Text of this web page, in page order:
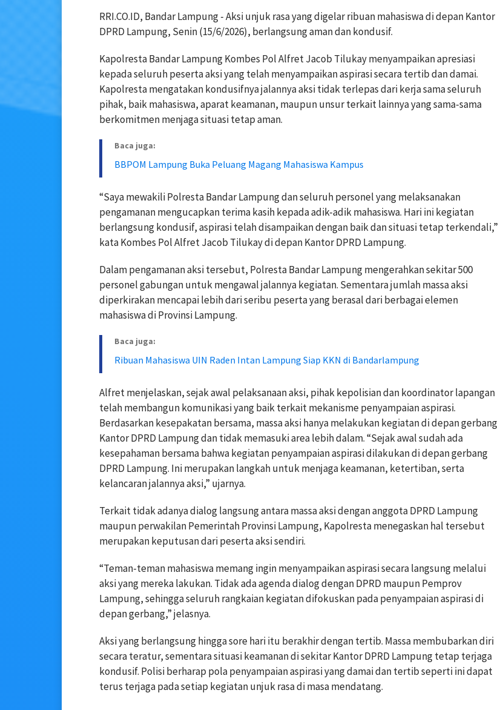
RRI.CO.ID, Bandar Lampung - Aksi unjuk rasa yang digelar ribuan mahasiswa di depan Kantor
DPRD Lampung, Senin (15/6/2026), berlangsung aman dan kondusif.
Kapolresta Bandar Lampung Kombes Pol Alfret Jacob Tilukay menyampaikan apresiasi
kepada seluruh peserta aksi yang telah menyampaikan aspirasi secara tertib dan damai.
Kapolresta mengatakan kondusifnya jalannya aksi tidak terlepas dari kerja sama seluruh
pihak, baik mahasiswa, aparat keamanan, maupun unsur terkait lainnya yang sama-sama
berkomitmen menjaga situasi tetap aman.
Baca juga:
BBPOM Lampung Buka Peluang Magang Mahasiswa Kampus
“Saya mewakili Polresta Bandar Lampung dan seluruh personel yang melaksanakan
pengamanan mengucapkan terima kasih kepada adik-adik mahasiswa. Hari ini kegiatan
berlangsung kondusif, aspirasi telah disampaikan dengan baik dan situasi tetap terkendali,”
kata Kombes Pol Alfret Jacob Tilukay di depan Kantor DPRD Lampung.
Dalam pengamanan aksi tersebut, Polresta Bandar Lampung mengerahkan sekitar 500
personel gabungan untuk mengawal jalannya kegiatan. Sementara jumlah massa aksi
diperkirakan mencapai lebih dari seribu peserta yang berasal dari berbagai elemen
mahasiswa di Provinsi Lampung.
Baca juga:
Ribuan Mahasiswa UIN Raden Intan Lampung Siap KKN di Bandarlampung
Alfret menjelaskan, sejak awal pelaksanaan aksi, pihak kepolisian dan koordinator lapangan
telah membangun komunikasi yang baik terkait mekanisme penyampaian aspirasi.
Berdasarkan kesepakatan bersama, massa aksi hanya melakukan kegiatan di depan gerbang
Kantor DPRD Lampung dan tidak memasuki area lebih dalam. “Sejak awal sudah ada
kesepahaman bersama bahwa kegiatan penyampaian aspirasi dilakukan di depan gerbang
DPRD Lampung. Ini merupakan langkah untuk menjaga keamanan, ketertiban, serta
kelancaran jalannya aksi,” ujarnya.
Terkait tidak adanya dialog langsung antara massa aksi dengan anggota DPRD Lampung
maupun perwakilan Pemerintah Provinsi Lampung, Kapolresta menegaskan hal tersebut
merupakan keputusan dari peserta aksi sendiri.
“Teman-teman mahasiswa memang ingin menyampaikan aspirasi secara langsung melalui
aksi yang mereka lakukan. Tidak ada agenda dialog dengan DPRD maupun Pemprov
Lampung, sehingga seluruh rangkaian kegiatan difokuskan pada penyampaian aspirasi di
depan gerbang,” jelasnya.
Aksi yang berlangsung hingga sore hari itu berakhir dengan tertib. Massa membubarkan diri
secara teratur, sementara situasi keamanan di sekitar Kantor DPRD Lampung tetap terjaga
kondusif. Polisi berharap pola penyampaian aspirasi yang damai dan tertib seperti ini dapat
terus terjaga pada setiap kegiatan unjuk rasa di masa mendatang.